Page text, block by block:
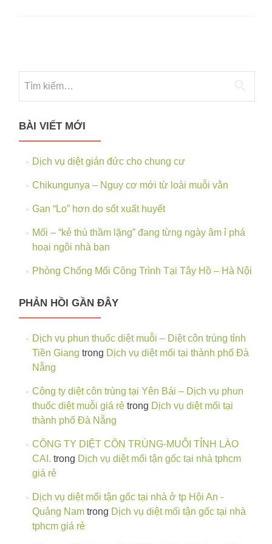
Trị
navigation
BÀI VIẾT MỚI
Dịch vụ diệt gián đức cho chung cư
Chikungunya – Nguy cơ mới từ loài muỗi vằn
Gan “Lo” hơn do sốt xuất huyết
Mối – “kẻ thù thầm lặng” đang từng ngày âm ỉ phá
hoại ngôi nhà bạn
Phòng Chống Mối Công Trình Tại Tây Hồ – Hà Nội
PHẢN HỒI GẦN ĐÂY
Dịch vụ phun thuốc diệt muỗi – Diệt côn trùng tỉnh
Tiền Giang trong Dịch vụ diệt mối tại thành phố Đà
Nẵng
Công ty diệt côn trùng tại Yên Bái – Dịch vụ phun
thuốc diệt muỗi giá rẻtrong Dịch vụ diệt mối tại
thành phố Đà Nẵng
CÔNG TY DIỆT CÔN TRÙNG-MUỖI TỈNH LÀO
CAI. trong Dịch vụ diệt mối tận gốc tại nhà tphcm
giá rẻ
Dịch vụ diệt mối tận gốc tại nhà ở tp Hội An -
Quảng Namtrong Dịch vụ diệt mối tận gốc tại nhà
tphcm giá rẻ